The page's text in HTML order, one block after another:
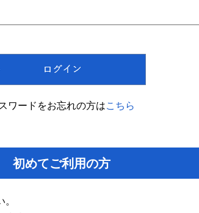
ワードをお忘れの方はこちら
初めてご利用の方